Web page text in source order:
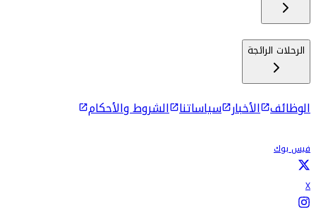
الرحلات الرائجة
الوظائف الأخبار سياساتنا الشروط والأحكام
فيس بوك
X